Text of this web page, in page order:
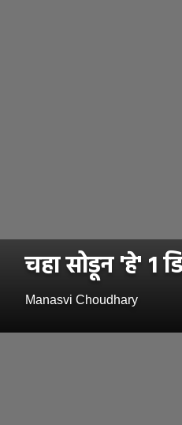
चहा सोडून 'हे' 1
Manasvi Choudhary